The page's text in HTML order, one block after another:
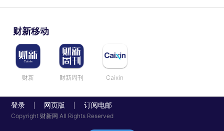
财新移动
财新 财新周刊 Caixin
登录 网页版 订阅电邮
Copyright 财新网 All Rights Reserved